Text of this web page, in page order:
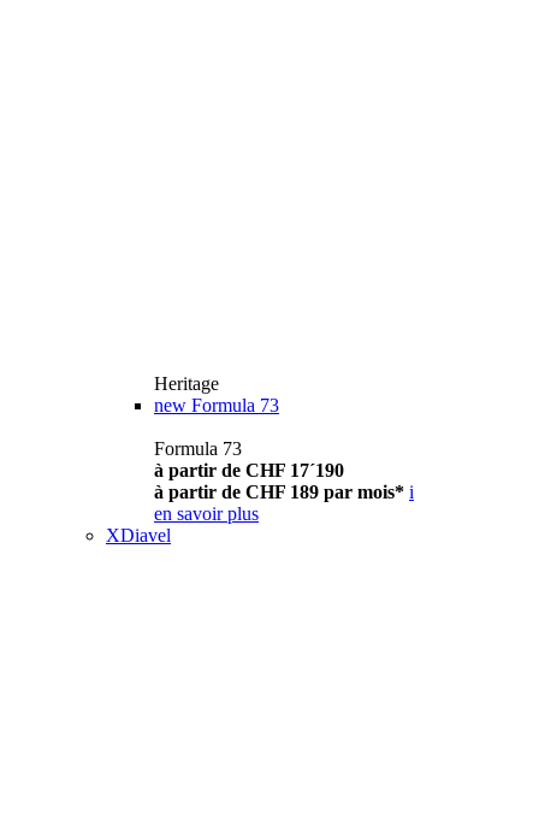
Heritage
new Formula 73
Formula 73
à partir de CHF 17´190
à partir de CHF 189 par mois* i
en savoir plus
XDiavel